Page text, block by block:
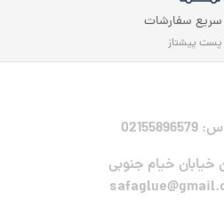
سریع سفارشات
پست پیشتاز
خیابان خیام جنوبی